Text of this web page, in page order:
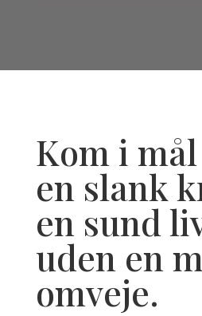
Kom i
en slank
en sund
uden en
omveje.